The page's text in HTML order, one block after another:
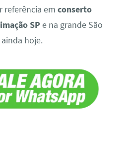
referência em conserto
SP e na grande São
hoje.